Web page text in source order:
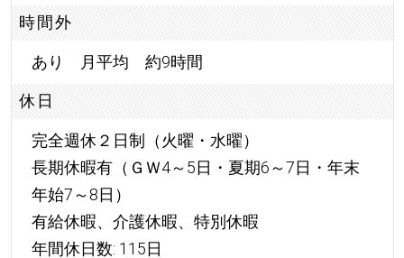
時間外
あり 月平均 約9時間
休日
完全週休２日制（火曜・水曜）
長期休暇有（ＧＷ4～5日・夏期6～7日・年末
年始7～8日）
有給休暇、介護休暇、特別休暇
年間休日数: 115日